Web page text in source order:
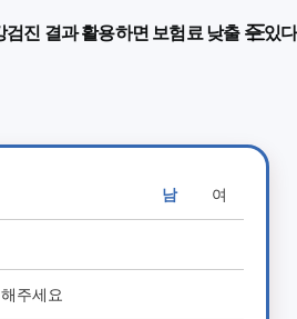
검진 결과 활용하면 보험료 낮출 수 있
남 여